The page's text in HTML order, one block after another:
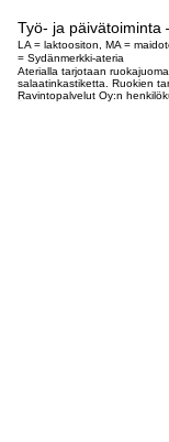
Työ- ja päivätoiminta
LA = laktoositon, MA =
= Sydänmerkki-ateria
Aterialla tarjotaan
salaatinkastiketta. Ruokien
Ravintopalvelut Oy:n